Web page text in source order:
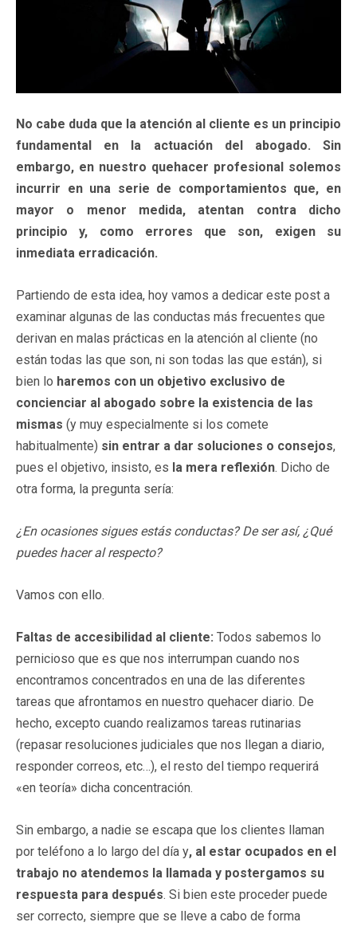
No cabe duda que la atención al cliente es un principio
fundamental en la actuación del abogado. Sin
embargo, en nuestro quehacer profesional solemos
incurrir en una serie de comportamientos que, en
mayor o menor medida, atentan contra dicho
principio y, como errores que son, exigen su
inmediata erradicación.
Partiendo de esta idea, hoy vamos a dedicar este post a
examinar algunas de las conductas más frecuentes que
derivan en malas prácticas en la atención al cliente (no
están todas las que son, ni son todas las que están), si
bien lo haremos con un objetivo exclusivo de
concienciar al abogado sobre la existencia de las
mismas (y muy especialmente si los comete
habitualmente) sin entrar a dar soluciones o consejos,
pues el objetivo, insisto, es la mera reflexión. Dicho de
otra forma, la pregunta sería:
¿En ocasiones sigues estás conductas? De ser así, ¿Qué
puedes hacer al respecto?
Vamos con ello.
Faltas de accesibilidad al cliente: Todos sabemos lo
pernicioso que es que nos interrumpan cuando nos
encontramos concentrados en una de las diferentes
tareas que afrontamos en nuestro quehacer diario. De
hecho, excepto cuando realizamos tareas rutinarias
(repasar resoluciones judiciales que nos llegan a diario,
responder correos, etc…), el resto del tiempo requerirá
«en teoría» dicha concentración.
Sin embargo, a nadie se escapa que los clientes llaman
por teléfono a lo largo del día y, al estar ocupados en el
trabajo no atendemos la llamada y postergamos su
respuesta para después. Si bien este proceder puede
ser correcto, siempre que se lleve a cabo de forma